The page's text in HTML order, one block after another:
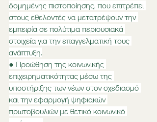
δομημένης πιστοποίησης, που επιτρέπει
στους εθελοντές να μετατρέψουν την
εμπειρία σε πολύτιμα περιουσιακά
στοιχεία για την επαγγελματική τους
ανάπτυξη.
● Προώθηση της κοινωνικής
επιχειρηματικότητας μέσω της
υποστήριξης των νέων στον σχεδιασμό
και την εφαρμογή ψηφιακών
πρωτοβουλιών με θετικό κοινωνικό